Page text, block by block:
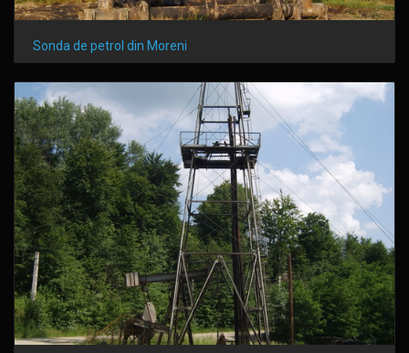
Sonda de petrol din Moreni